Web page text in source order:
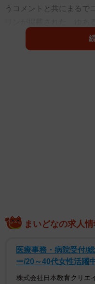
うコメントと共にまるで
０.６万ものいいねを集
まいどなの求人情
医療事務・病院受付/
ー/20～40代女性活躍
株式会社日本教育クリエ